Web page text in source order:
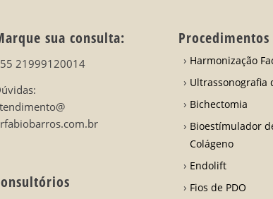
sua consulta:
21999120014
Procedimentos
Harmonização
Ultrassonografia
Bichectomia
Bioestímulador
Colágeno
Endolift
Fios de PDO